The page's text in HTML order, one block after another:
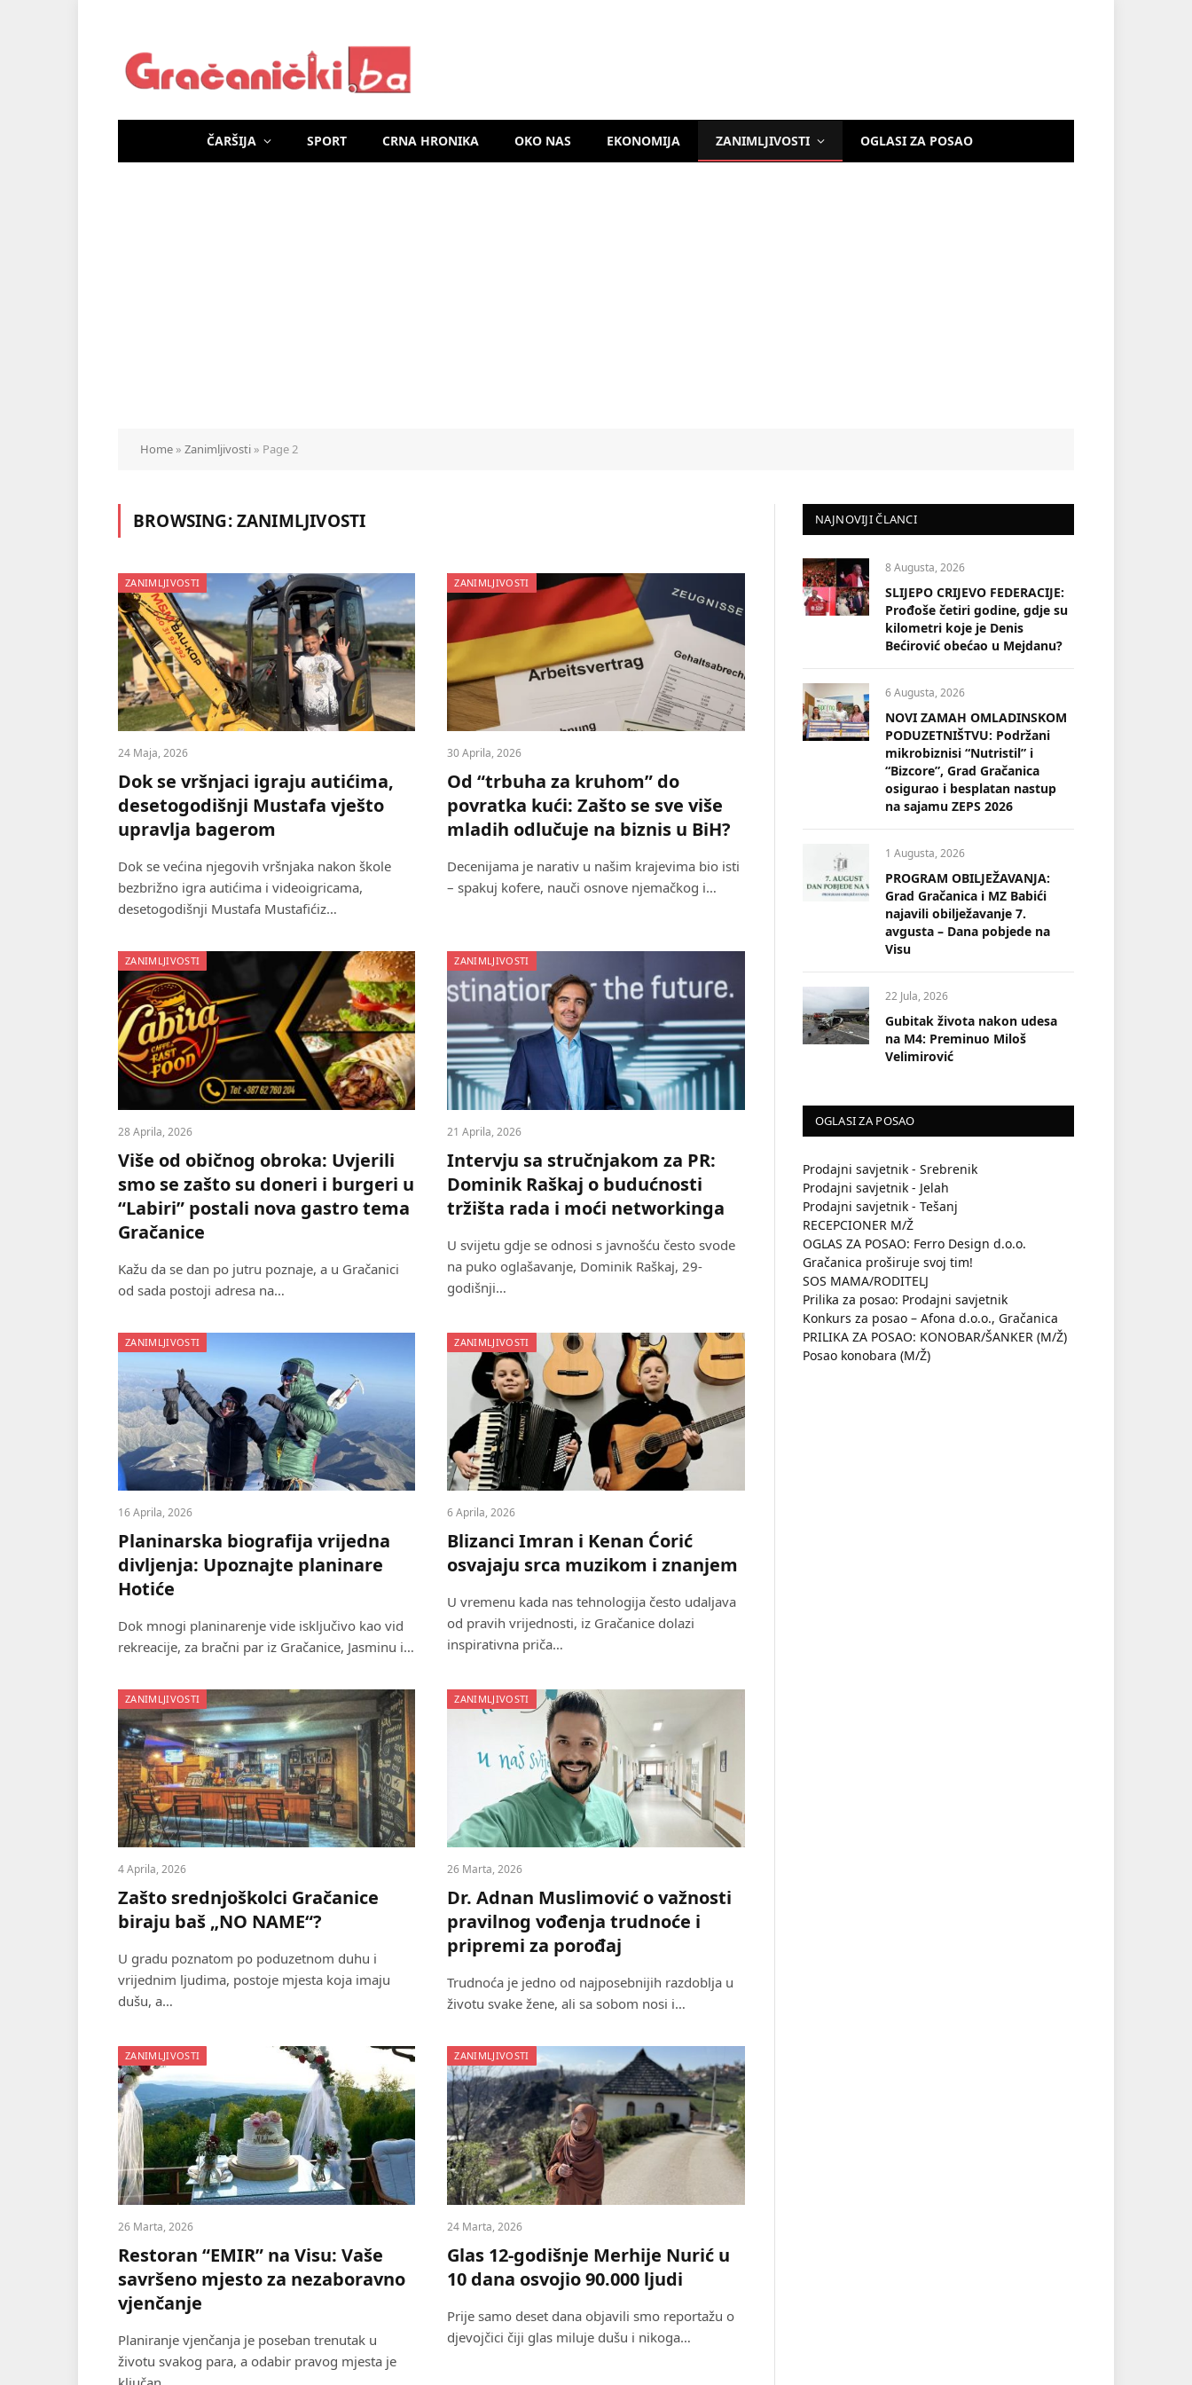
ČARŠIJA SPORT CRNA HRONIKA OKO NAS EKONOMIJA ZANIMLJIVOSTI OGLASI ZA POSAO
Home » Zanimljivosti » Page 2
BROWSING:ZANIMLJIVOSTI
ZANIMLJIVOSTI
24 Maja, 2026
Dok se vršnjaci igraju autićima,
desetogodišnji Mustafa vješto
upravlja bagerom
Dok se većina njegovih vršnjaka nakon škole
bezbrižno igra autićima i videoigricama,
desetogodišnji Mustafa Mustafićiz…
ZANIMLJIVOSTI
30 Aprila, 2026
Od “trbuha za kruhom” do
povratka kući: Zašto se sve više
mladih odlučuje na biznis u BiH?
Decenijama je narativ u našim krajevima bio isti
– spakuj kofere, nauči osnove njemačkog i…
ZANIMLJIVOSTI
28 Aprila, 2026
Više od običnog obroka: Uvjerili
smo se zašto su doneri i burgeri u
“Labiri” postali nova gastro tema
Gračanice
Kažu da se dan po jutru poznaje, a u Gračanici
od sada postoji adresa na…
ZANIMLJIVOSTI
21 Aprila, 2026
Intervju sa stručnjakom za PR:
Dominik Raškaj o budućnosti
tržišta rada i moći networkinga
U svijetu gdje se odnosi s javnošću često svode
na puko oglašavanje, Dominik Raškaj, 29-
godišnji…
ZANIMLJIVOSTI
16 Aprila, 2026
Planinarska biografija vrijedna
divljenja: Upoznajte planinare
Hotiće
Dok mnogi planinarenje vide isključivo kao vid
rekreacije, za bračni par iz Gračanice, Jasminu i…
ZANIMLJIVOSTI
6 Aprila, 2026
Blizanci Imran i Kenan Ćorić
osvajaju srca muzikom i znanjem
U vremenu kada nas tehnologija često udaljava
od pravih vrijednosti, iz Gračanice dolazi
inspirativna priča…
ZANIMLJIVOSTI
4 Aprila, 2026
Zašto srednjoškolci Gračanice
biraju baš „NO NAME“?
U gradu poznatom po poduzetnom duhu i
vrijednim ljudima, postoje mjesta koja imaju
dušu, a…
ZANIMLJIVOSTI
26 Marta, 2026
Dr. Adnan Muslimović o važnosti
pravilnog vođenja trudnoće i
pripremi za porođaj
Trudnoća je jedno od najposebnijih razdoblja u
životu svake žene, ali sa sobom nosi i…
ZANIMLJIVOSTI
26 Marta, 2026
Restoran “EMIR” na Visu: Vaše
savršeno mjesto za nezaboravno
vjenčanje
Planiranje vjenčanja je poseban trenutak u
životu svakog para, a odabir pravog mjesta je
ZANIMLJIVOSTI
24 Marta, 2026
Glas 12-godišnje Merhije Nurić u
10 dana osvojio 90.000 ljudi
Prije samo deset dana objavili smo reportažu o
djevojčici čiji glas miluje dušu i nikoga…
NAJNOVIJI ČLANCI
8 Augusta, 2026
SLIJEPO CRIJEVO FEDERACIJE:
Prođoše četiri godine, gdje su
kilometri koje je Denis
Bećirović obećao u Mejdanu?
6 Augusta, 2026
NOVI ZAMAH OMLADINSKOM
PODUZETNIŠTVU: Podržani
mikrobiznisi “Nutristil” i
“Bizcore”, Grad Gračanica
osigurao i besplatan nastup
na sajamu ZEPS 2026
1 Augusta, 2026
PROGRAM OBILJEŽAVANJA:
Grad Gračanica i MZ Babići
najavili obilježavanje 7.
avgusta – Dana pobjede na
Visu
22 Jula, 2026
Gubitak života nakon udesa
na M4: Preminuo Miloš
Velimirović
OGLASI ZA POSAO
Prodajni savjetnik - Srebrenik
Prodajni savjetnik - Jelah
Prodajni savjetnik - Tešanj
RECEPCIONER M/Ž
OGLAS ZA POSAO: Ferro Design d.o.o.
Gračanica proširuje svoj tim!
SOS MAMA/RODITELJ
Prilika za posao: Prodajni savjetnik
Konkurs za posao – Afona d.o.o., Gračanica
PRILIKA ZA POSAO: KONOBAR/ŠANKER (M/Ž)
Posao konobara (M/Ž)